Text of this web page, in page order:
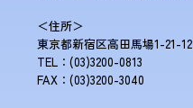
＜住所＞
東京都新宿区高田馬場1-21-12
TEL：(03)3200-0813
FAX：(03)3200-3040